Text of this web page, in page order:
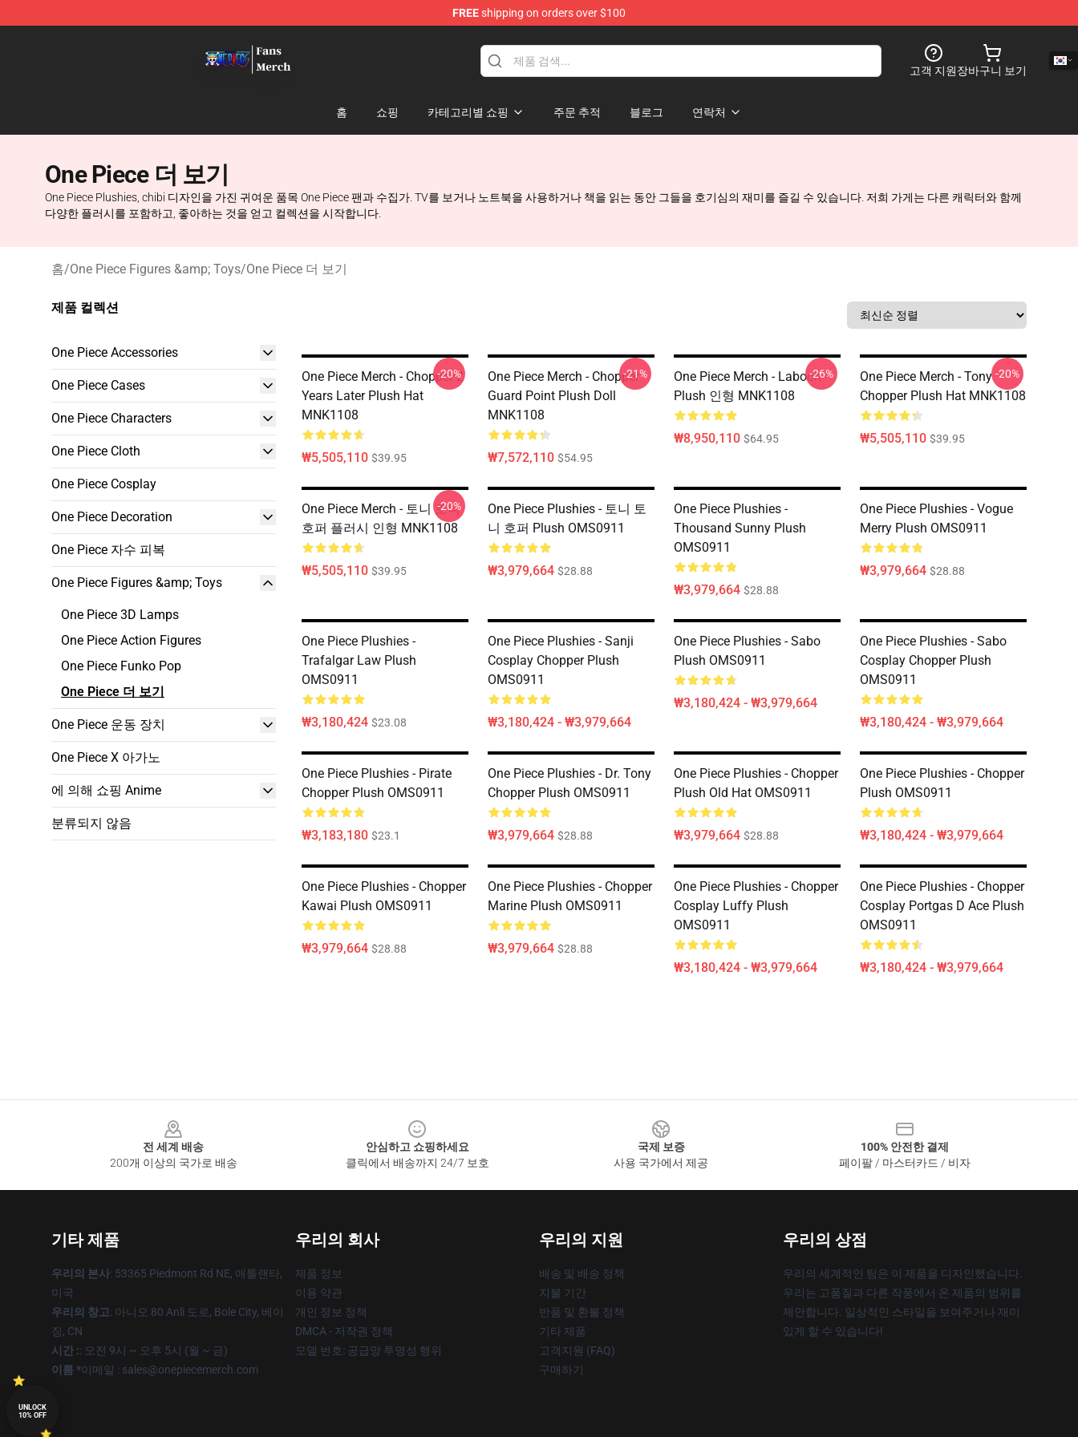
FREEshipping on orders over $100
고객 지원장바구니 보기
홈 쇼핑 카테고리별 쇼핑 주문 추적 블로그 연락처
One Piece 더 보기
One Piece Plushies, chibi 디자인을 가진 귀여운 품목 One Piece 팬과 수집가. TV를 보거나 노트북을 사용하거나 책을 읽는 동안 그들을 호기심의 재미를 즐길 수 있습니다. 저희 가게는 다른 캐릭터와 함께
다양한 플러시를 포함하고, 좋아하는 것을 얻고 컬렉션을 시작합니다.
홈/One Piece Figures &amp; Toys/One Piece 더 보기
제품 컬렉션
One Piece Accessories
One Piece Cases
One Piece Characters
One Piece Cloth
One Piece Cosplay
One Piece Decoration
One Piece 자수 피복
One Piece Figures &amp; Toys
One Piece 3D Lamps
One Piece Action Figures
One Piece Funko Pop
One Piece 더 보기
One Piece 운동 장치
One Piece X 아가노
에 의해 쇼핑 Anime
분류되지 않음
One Piece Merch - Chopper 2
Years Later Plush Hat
MNK1108
₩5,505,110 $39.95
-20%
One Piece Merch - Chopper
Guard Point Plush Doll
MNK1108
₩7,572,110 $54.95
-21%
One Piece Merch - Laboon
Plush 인형 MNK1108
₩8,950,110 $64.95
-26%
One Piece Merch - Tony
Chopper Plush Hat MNK1108
₩5,505,110 $39.95
-20%
One Piece Merch - 토니 토니
호퍼 플러시 인형 MNK1108
₩5,505,110 $39.95
-20%
One Piece Plushies - 토니 토
니 호퍼 Plush OMS0911
₩3,979,664 $28.88
One Piece Plushies -
Thousand Sunny Plush
OMS0911
₩3,979,664 $28.88
One Piece Plushies - Vogue
Merry Plush OMS0911
₩3,979,664 $28.88
One Piece Plushies -
Trafalgar Law Plush
OMS0911
₩3,180,424 $23.08
One Piece Plushies - Sanji
Cosplay Chopper Plush
OMS0911
₩3,180,424 - ₩3,979,664
One Piece Plushies - Sabo
Plush OMS0911
₩3,180,424 - ₩3,979,664
One Piece Plushies - Sabo
Cosplay Chopper Plush
OMS0911
₩3,180,424 - ₩3,979,664
One Piece Plushies - Pirate
Chopper Plush OMS0911
₩3,183,180 $23.1
One Piece Plushies - Dr. Tony
Chopper Plush OMS0911
₩3,979,664 $28.88
One Piece Plushies - Chopper
Plush Old Hat OMS0911
₩3,979,664 $28.88
One Piece Plushies - Chopper
Plush OMS0911
₩3,180,424 - ₩3,979,664
One Piece Plushies - Chopper
Kawai Plush OMS0911
₩3,979,664 $28.88
One Piece Plushies - Chopper
Marine Plush OMS0911
₩3,979,664 $28.88
One Piece Plushies - Chopper
Cosplay Luffy Plush
OMS0911
₩3,180,424 - ₩3,979,664
One Piece Plushies - Chopper
Cosplay Portgas D Ace Plush
OMS0911
₩3,180,424 - ₩3,979,664
전 세계 배송
200개 이상의 국가로 배송
안심하고 쇼핑하세요
클릭에서 배송까지 24/7 보호
국제 보증
사용 국가에서 제공
100% 안전한 결제
페이팔 / 마스터카드 / 비자
기타 제품
우리의 본사: 53365 Piedmont Rd NE, 애틀랜타,
미국
우리의 창고: 아니오 80 Anli 도로, Bole City, 베이
징, CN
시간 :: 오전 9시 ~ 오후 5시 (월 ~ 금)
이름 *이메일 : sales@onepiecemerch.com
우리의 회사
제품 정보
이용 약관
개인 정보 정책
DMCA - 저작권 정책
모델 번호: 공급망 투명성 행위
우리의 지원
배송 및 배송 정책
지불 기간
반품 및 환불 정책
기타 제품
고객지원 (FAQ)
구매하기
우리의 상점
우리의 세계적인 팀은 이 제품을 디자인했습니다.
우리는 고품질과 다른 작풍에서 온 제품의 범위를
제안합니다. 일상적인 스타일을 보여주거나 재미
있게 할 수 있습니다!
UNLOCK
10% OFF